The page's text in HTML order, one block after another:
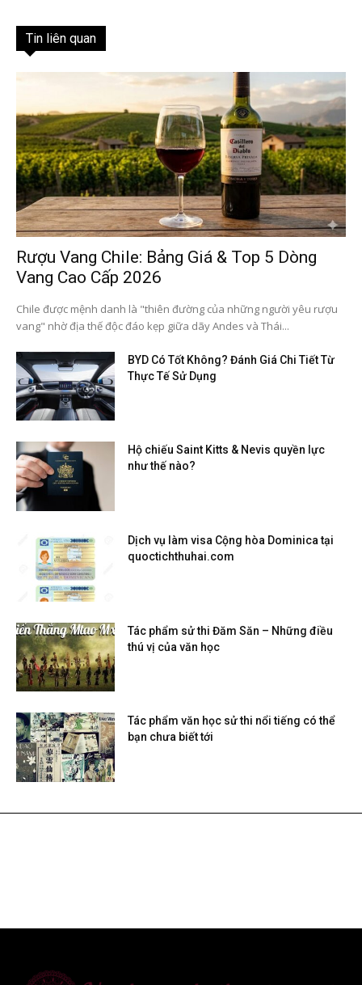
Tin liên quan
Rượu Vang Chile: Bảng Giá & Top 5 Dòng
Vang Cao Cấp 2026
Chile được mệnh danh là "thiên đường của những người yêu rượu
vang" nhờ địa thế độc đáo kẹp giữa dãy Andes và Thái...
BYD Có Tốt Không? Đánh Giá Chi Tiết Từ
Thực Tế Sử Dụng
Hộ chiếu Saint Kitts & Nevis quyền lực
như thế nào?
Dịch vụ làm visa Cộng hòa Dominica tại
quoctichthuhai.com
Tác phẩm sử thi Đăm Săn – Những điều
thú vị của văn học
Tác phẩm văn học sử thi nổi tiếng có thể
bạn chưa biết tới